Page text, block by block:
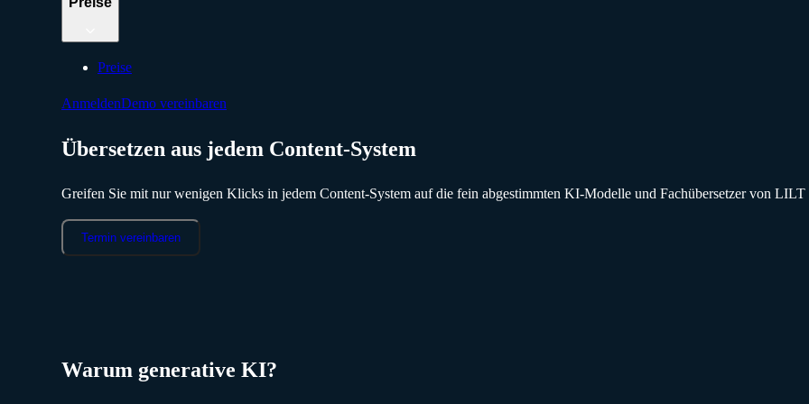
Preise
AnmeldenDemo vereinbaren
Übersetzen aus jedem Content-System
Greifen Sie mit nur wenigen Klicks in jedem Content-System auf die fein abgestimmten KI-Modelle und Fachübersetzer von LILT
Termin vereinbaren
Warum generative KI?